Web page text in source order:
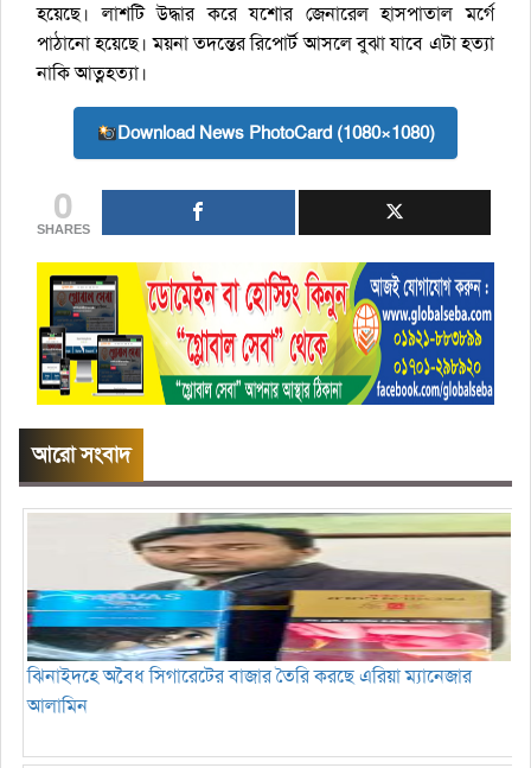
হয়েছে। লাশটি উদ্ধার করে যশোর জেনারেল হাসপাতাল মর্গে
পাঠানো হয়েছে। ময়না তদন্তের রিপোর্ট আসলে বুঝা যাবে এটা হত্যা
নাকি আত্নহত্যা।
Download News PhotoCard (1080×1080)
0
SHARES
আরো সংবাদ
ঝিনাইদহে অবৈধ সিগারেটের বাজার তৈরি করছে এরিয়া ম্যানেজার
আলামিন